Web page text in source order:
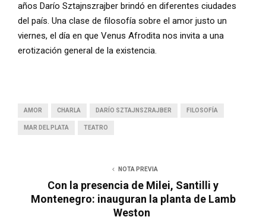
años Darío Sztajnszrajber brindó en diferentes ciudades
del país. Una clase de filosofía sobre el amor justo un
viernes, el día en que Venus Afrodita nos invita a una
erotización general de la existencia.
AMOR CHARLA DARÍO SZTAJNSZRAJBER FILOSOFÍA
MAR DEL PLATA TEATRO
NOTA PREVIA
Con la presencia de Milei, Santilli y
Montenegro: inauguran la planta de Lamb
Weston